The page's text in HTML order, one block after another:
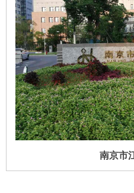
南京市